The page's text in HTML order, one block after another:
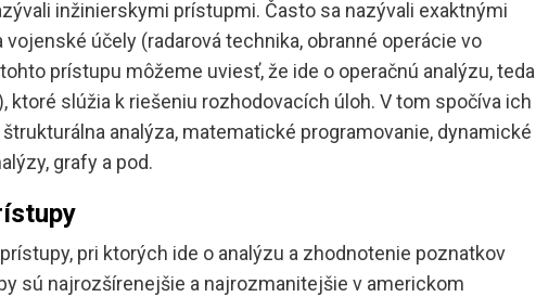
inžinierskymi prístupmi. Často sa nazývali exaktnými
účely (radarová technika, obranné operácie vo
prístupu môžeme uviesť, že ide o operačnú analýzu, teda
slúžia k riešeniu rozhodovacích úloh. V tom spočíva ich
analýza, matematické programovanie, dynamické
grafy a pod.
pri ktorých ide o analýzu a zhodnotenie poznatkov
sú najrozšírenejšie a najrozmanitejšie v americkom